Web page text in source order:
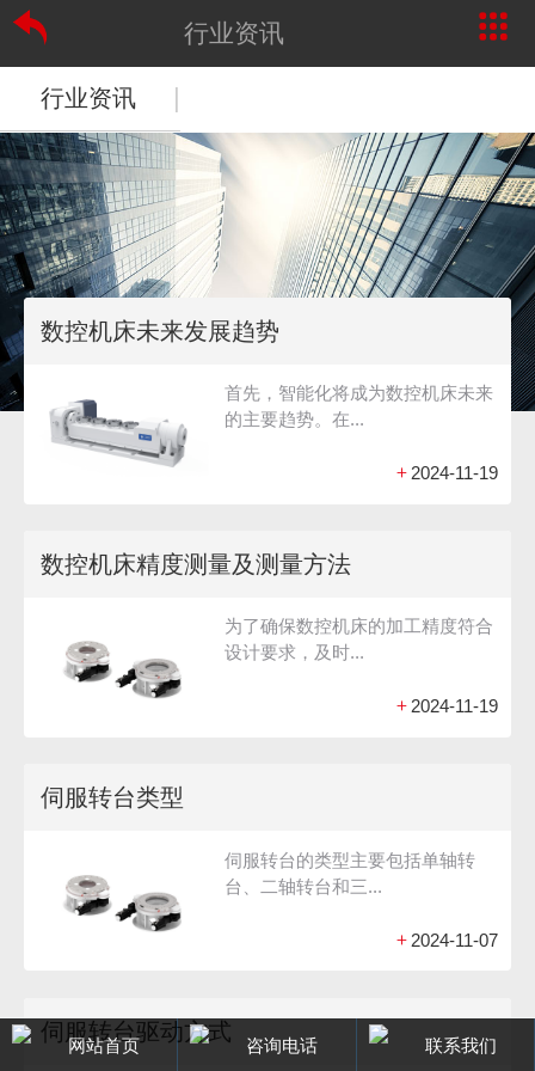
行业资讯
行业资讯 |
数控机床未来发展趋势
首先，智能化将成为数控机床未来
的主要趋势。在...
+ 2024-11-19
数控机床精度测量及测量方法
为了确保数控机床的加工精度符合
设计要求，及时...
+ 2024-11-19
伺服转台类型
伺服转台的类型主要包括单轴转
台、二轴转台和三...
+ 2024-11-07
伺服转台驱动方式
网站首页 咨询电话 联系我们